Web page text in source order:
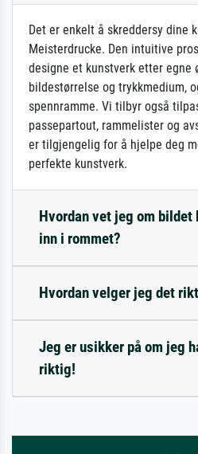
Det er enkelt å skreddersy dine
Meisterdrucke. Den intuitive
designe et kunstverk etter egne
bildestørrelse og trykkmedium,
spennramme. Vi tilbyr også
passepartout, rammelister og
er tilgjengelig for å hjelpe deg
perfekte kunstverk.
Hvordan vet jeg om
inn i rommet?
Hvordan velger jeg det
Jeg er usikker på om jeg
riktig!